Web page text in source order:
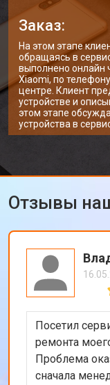
Заказ:
На этом этапе
обращаясь в
выполнено онлайн
Xiaomi, по
центре. Клиент
устройстве и
этом этапе
устройства в
Отзывы
Посетил
ремонта
Проблема
сначала